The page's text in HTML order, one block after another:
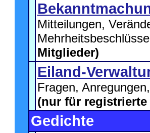
Mitteilungen,
Mehrheitsbeschlüsse
Mitglieder)
Eiland-
Fragen,
(nur für
Gedichte